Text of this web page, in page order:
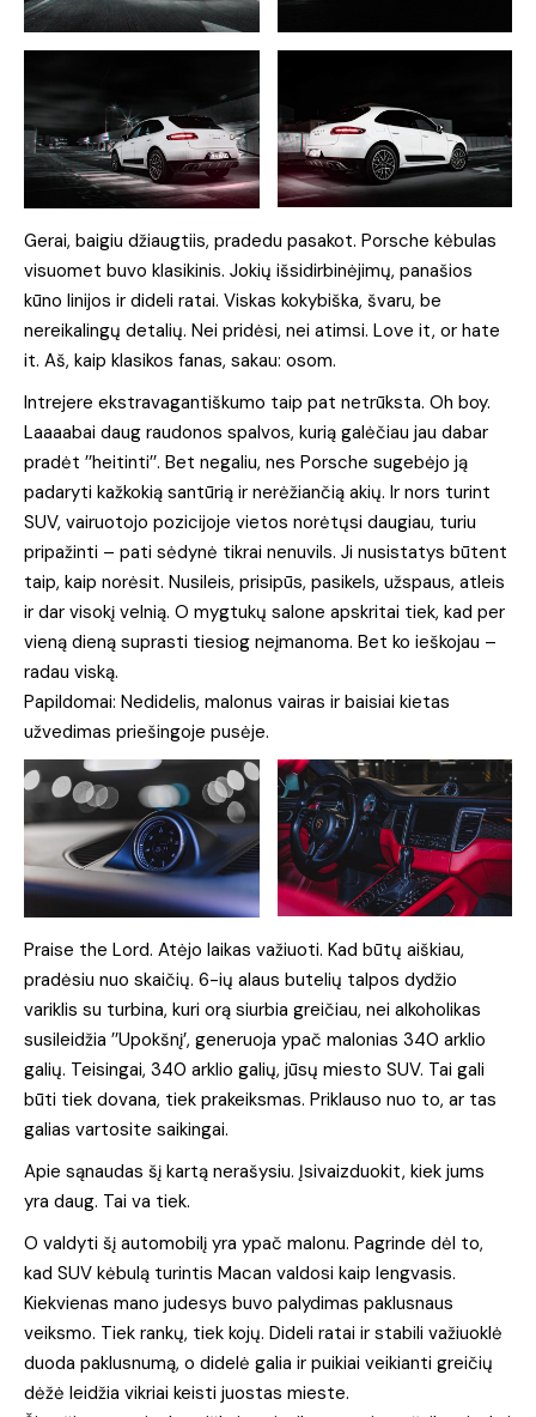
Gerai, baigiu džiaugtiis, pradedu pasakot. Porsche kėbulas
visuomet buvo klasikinis. Jokių išsidirbinėjimų, panašios
kūno linijos ir dideli ratai. Viskas kokybiška, švaru, be
nereikalingų detalių. Nei pridėsi, nei atimsi. Love it, or hate
it. Aš, kaip klasikos fanas, sakau: osom.
Intrejere ekstravagantiškumo taip pat netrūksta. Oh boy.
Laaaabai daug raudonos spalvos, kurią galėčiau jau dabar
pradėt ’’heitinti’’. Bet negaliu, nes Porsche sugebėjo ją
padaryti kažkokią santūrią ir nerėžiančią akių. Ir nors turint
SUV, vairuotojo pozicijoje vietos norėtųsi daugiau, turiu
pripažinti – pati sėdynė tikrai nenuvils. Ji nusistatys būtent
taip, kaip norėsit. Nusileis, prisipūs, pasikels, užspaus, atleis
ir dar visokį velnią. O mygtukų salone apskritai tiek, kad per
vieną dieną suprasti tiesiog neįmanoma. Bet ko ieškojau –
radau viską.
Papildomai: Nedidelis, malonus vairas ir baisiai kietas
užvedimas priešingoje pusėje.
Praise the Lord. Atėjo laikas važiuoti. Kad būtų aiškiau,
pradėsiu nuo skaičių. 6-ių alaus butelių talpos dydžio
variklis su turbina, kuri orą siurbia greičiau, nei alkoholikas
susileidžia ’’Upokšnį’, generuoja ypač malonias 340 arklio
galių. Teisingai, 340 arklio galių, jūsų miesto SUV. Tai gali
būti tiek dovana, tiek prakeiksmas. Priklauso nuo to, ar tas
galias vartosite saikingai.
Apie sąnaudas šį kartą nerašysiu. Įsivaizduokit, kiek jums
yra daug. Tai va tiek.
O valdyti šį automobilį yra ypač malonu. Pagrinde dėl to,
kad SUV kėbulą turintis Macan valdosi kaip lengvasis.
Kiekvienas mano judesys buvo palydimas paklusnaus
veiksmo. Tiek rankų, tiek kojų. Dideli ratai ir stabili važiuoklė
duoda paklusnumą, o didelė galia ir puikiai veikianti greičių
dėžė leidžia vikriai keisti juostas mieste.